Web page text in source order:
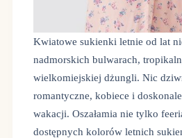
Kwiatowe sukienki letnie od lat
nadmorskich bulwarach,
wielkomiejskiej dżungli. Nic
romantyczne, kobiece i
wakacji. Oszałamia nie tylko
dostępnych kolorów letnich